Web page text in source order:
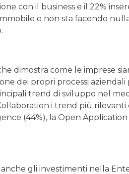
con il business e il 22%
e non sta facendo
dimostra come le imprese
dei propri processi
trend di sviluppo nel
i trend più
(44%), la Open
gli investimenti nella